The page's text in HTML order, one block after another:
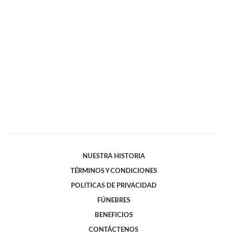
NUESTRA HISTORIA
TÉRMINOS Y CONDICIONES
POLITICAS DE PRIVACIDAD
FÚNEBRES
BENEFICIOS
CONTÁCTENOS